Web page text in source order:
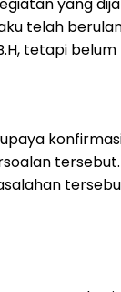
yang
telah
tetapi